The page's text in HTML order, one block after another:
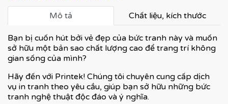
Mô tả Chất liệu, kích thước
Bạn bị cuốn hút bởi vẻ đẹp của bức tranh này và muốn
sở hữu một bản sao chất lượng cao để trang trí không
gian sống của mình?
Hãy đến với Printek! Chúng tôi chuyên cung cấp dịch
vụ in tranh theo yêu cầu, giúp bạn sở hữu những bức
tranh nghệ thuật độc đáo và ý nghĩa.